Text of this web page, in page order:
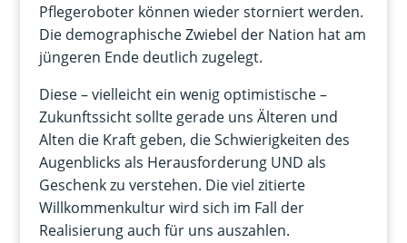
Pflegeroboter können wieder storniert werden.
Die demographische Zwiebel der Nation hat am
jüngeren Ende deutlich zugelegt.
Diese – vielleicht ein wenig optimistische –
Zukunftssicht sollte gerade uns Älteren und
Alten die Kraft geben, die Schwierigkeiten des
Augenblicks als Herausforderung UND als
Geschenk zu verstehen. Die viel zitierte
Willkommenkultur wird sich im Fall der
Realisierung auch für uns auszahlen.